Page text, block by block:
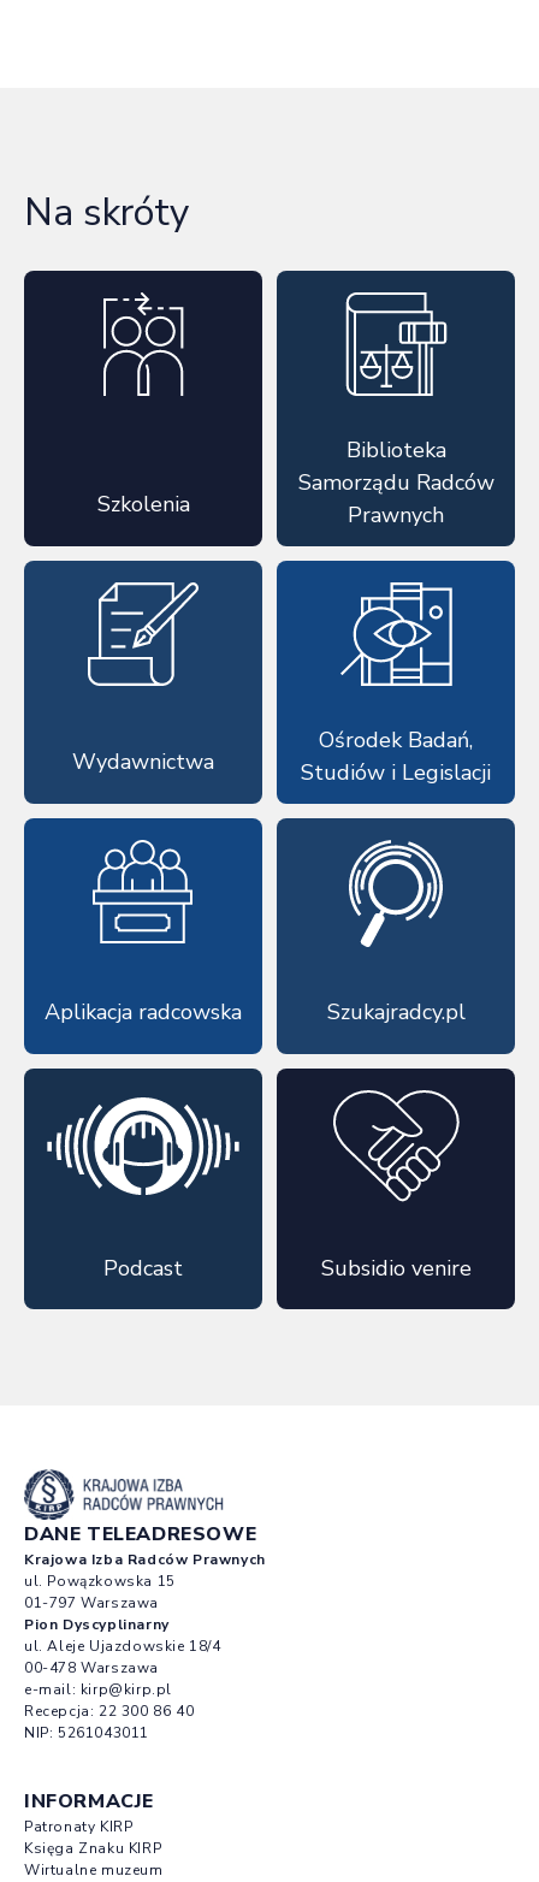
Na skróty
Szkolenia
Biblioteka
Samorządu Radców
Prawnych
Wydawnictwa
Ośrodek Badań,
Studiów i Legislacji
Aplikacja radcowska Szukajradcy.pl
Podcast Subsidio venire
DANE TELEADRESOWE
Krajowa Izba Radców Prawnych
ul. Powązkowska 15
01-797 Warszawa
Pion Dyscyplinarny
ul. Aleje Ujazdowskie 18/4
00-478 Warszawa
e-mail: kirp@kirp.pl
Recepcja: 22 300 86 40
NIP: 5261043011
INFORMACJE
Patronaty KIRP
Księga Znaku KIRP
Wirtualne muzeum